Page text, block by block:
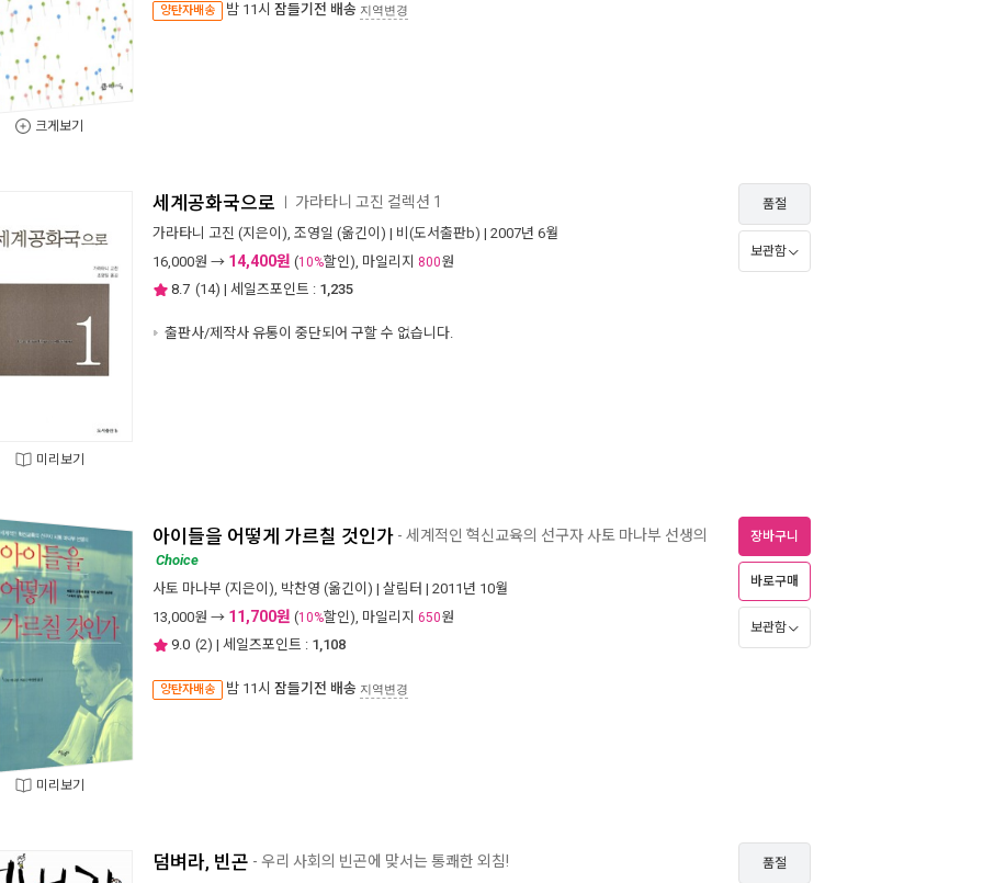
크게보기
양탄자배송 밤 11시 잠들기전 배송 지역변경
미리보기
세계공화국으로 가라타니 고진 컬렉션 1
가라타니 고진 (지은이), 조영일 (옮긴이) | 비(도서출판b) | 2007년 6월
16,000원 → 14,400원 (10%할인), 마일리지 800원
8.7 (14) | 세일즈포인트 : 1,235
출판사/제작사 유통이 중단되어 구할 수 없습니다.
품절
보관함
미리보기
아이들을 어떻게 가르칠 것인가 - 세계적인 혁신교육의 선구자 사토 마나부 선생의
Choice
사토 마나부 (지은이), 박찬영 (옮긴이) | 살림터 | 2011년 10월
13,000원 → 11,700원 (10%할인), 마일리지 650원
9.0 (2) | 세일즈포인트 : 1,108
양탄자배송 밤 11시 잠들기전 배송 지역변경
장바구니
바로구매
보관함
덤벼라, 빈곤 - 우리 사회의 빈곤에 맞서는 통쾌한 외침! 품절